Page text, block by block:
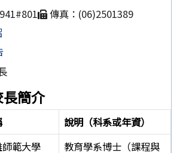
傳真：(06)2501389
簡介
說明（科系或年資）
範大學
教育學系博士（課程與